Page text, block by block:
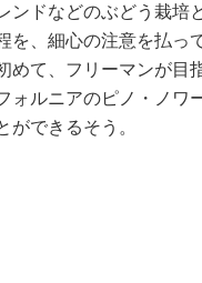
ンドなどのぶどう栽培
を、細心の注意を払っ
めて、フリーマンが目
ォルニアのピノ・ノワ
ができるそう。